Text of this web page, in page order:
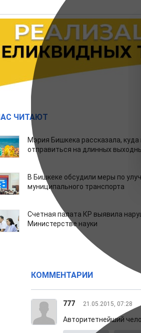
ЧИТАЮТ
Мэрия Бишкека рассказала, куда
отправиться на длинных
В Бишкеке обсудили меры по
муниципального транспорта
Счетная палата КР выявила
Министерстве науки
КОММЕНТАРИИ
777 21.05.2015, 07:28
Авторитетнейший